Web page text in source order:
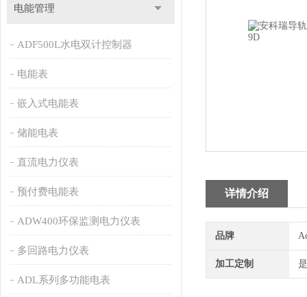
电能管理
ADF500L水电双计控制器
电能表
嵌入式电能表
储能电表
直流电力仪表
预付费电能表
ADW400环保监测电力仪表
多回路电力仪表
ADL系列多功能电表
详情介绍
品牌
加工定制